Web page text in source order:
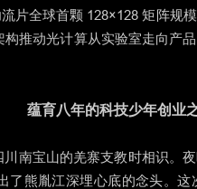
片全球首颗 128×128 矩阵规
推动光计算从实验室走向产
蕴育八年的科技少年创业
南宝山的羌寨支教时相识。
了熊胤江深埋心底的念头。